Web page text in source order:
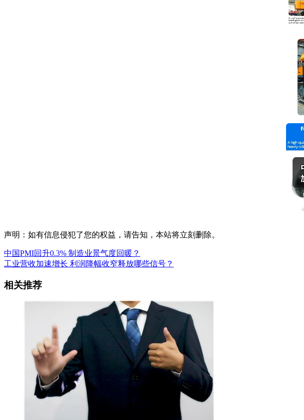
声明：如有信息侵犯了您的权益，请告知，本站将立刻删除。
中国PMI回升0.3% 制造业景气度回暖？
工业营收加速增长 利润降幅收窄释放哪些信号？
相关推荐